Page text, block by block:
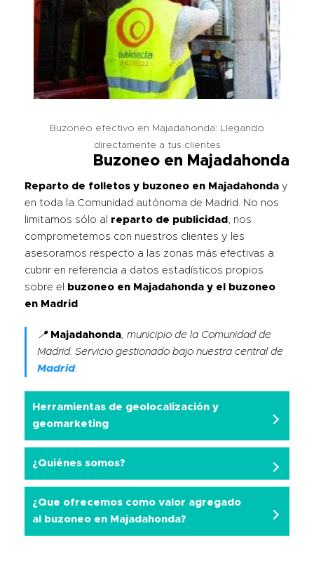
Buzoneo efectivo en Majadahonda: Llegando
directamente a tus clientes
Buzoneo en Majadahonda
Reparto de folletos y buzoneo en Majadahonda y
en toda la Comunidad autónoma de Madrid. No nos
limitamos sólo al reparto de publicidad
, nos
comprometemos con nuestros clientes y les
asesoramos respecto a las zonas más efectivas a
cubrir en referencia a datos estadísticos propios
sobre el
buzoneo en Majadahonda y el
buzoneo
en Madrid
📍 Majadahonda , municipio de la Comunidad de
Madrid. Servicio gestionado bajo nuestra central de
Madrid.
Herramientas de geolocalización y
geomarketing
¿Quiénes somos?
¿Que ofrecemos como valor agregado
al buzoneo en Majadahonda?